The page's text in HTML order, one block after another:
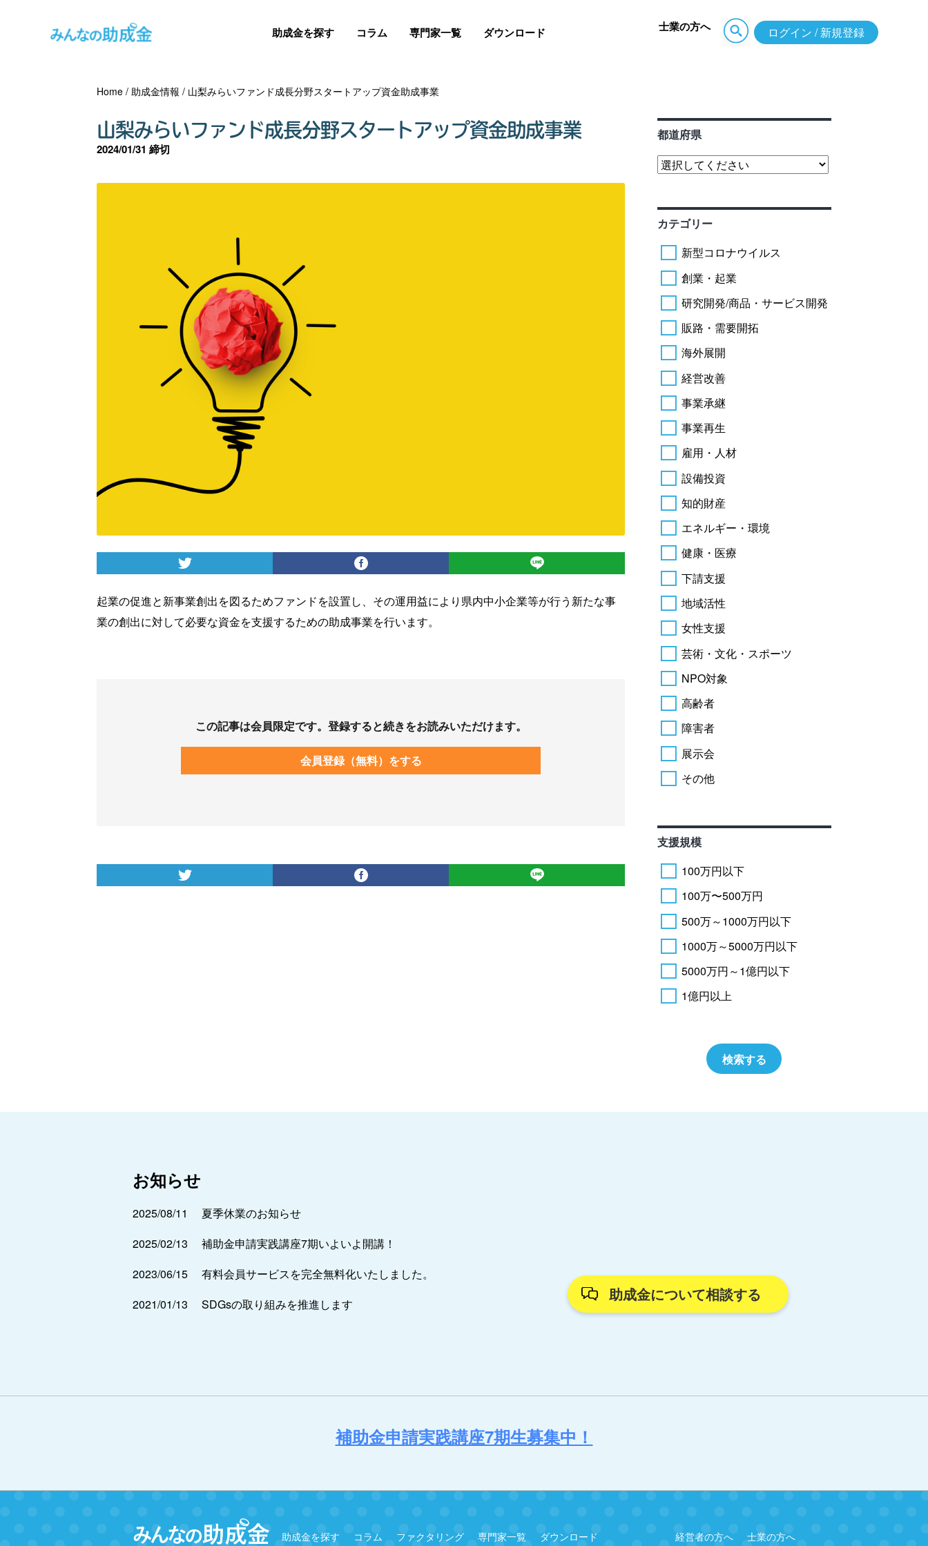
助成金を探す コラム 専門家一覧 ダウンロード 士業の方へ ログイン / 新規登録
Home /助成金情報 / 山梨みらいファンド成長分野スタートアップ資金助成事業
山梨みらいファンド成長分野スタートアップ資金助成事業
2024/01/31 締切
起業の促進と新事業創出を図るためファンドを設置し、その運用益により県内中小企業等が行う新たな事
業の創出に対して必要な資金を支援するための助成事業を行います。
この記事は会員限定です。登録すると続きをお読みいただけます。
会員登録（無料）をする
都道府県
カテゴリー
新型コロナウイルス
創業・起業
研究開発/商品・サービス開発
販路・需要開拓
海外展開
経営改善
事業承継
事業再生
雇用・人材
設備投資
知的財産
エネルギー・環境
健康・医療
下請支援
地域活性
女性支援
芸術・文化・スポーツ
NPO対象
高齢者
障害者
展示会
その他
支援規模
100万円以下
100万〜500万円
500万～1000万円以下
1000万～5000万円以下
5000万円～1億円以下
1億円以上
お知らせ
2025/08/11
夏季休業のお知らせ
2025/02/13
補助金申請実践講座7期いよいよ開講！
2023/06/15
有料会員サービスを完全無料化いたしました。
2021/01/13
SDGsの取り組みを推進します
助成金について相談する
補助金申請実践講座7期生募集中！
助成金を探す コラム ファクタリング 専門家一覧 ダウンロード 経営者の方へ 士業の方へ